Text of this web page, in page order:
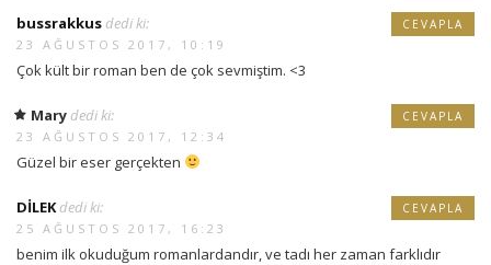
bussrakkus dedi ki:
23 AĞUSTOS 2017, 10:19
Çok kült bir roman ben de çok sevmiştim. <3
CEVAPLA
Mary dedi ki:
23 AĞUSTOS 2017, 12:34
Güzel bir eser gerçekten
CEVAPLA
DİLEK dedi ki:
25 AĞUSTOS 2017, 16:23
benim ilk okuduğum romanlardandır, ve tadı her zaman farklıdır
CEVAPLA